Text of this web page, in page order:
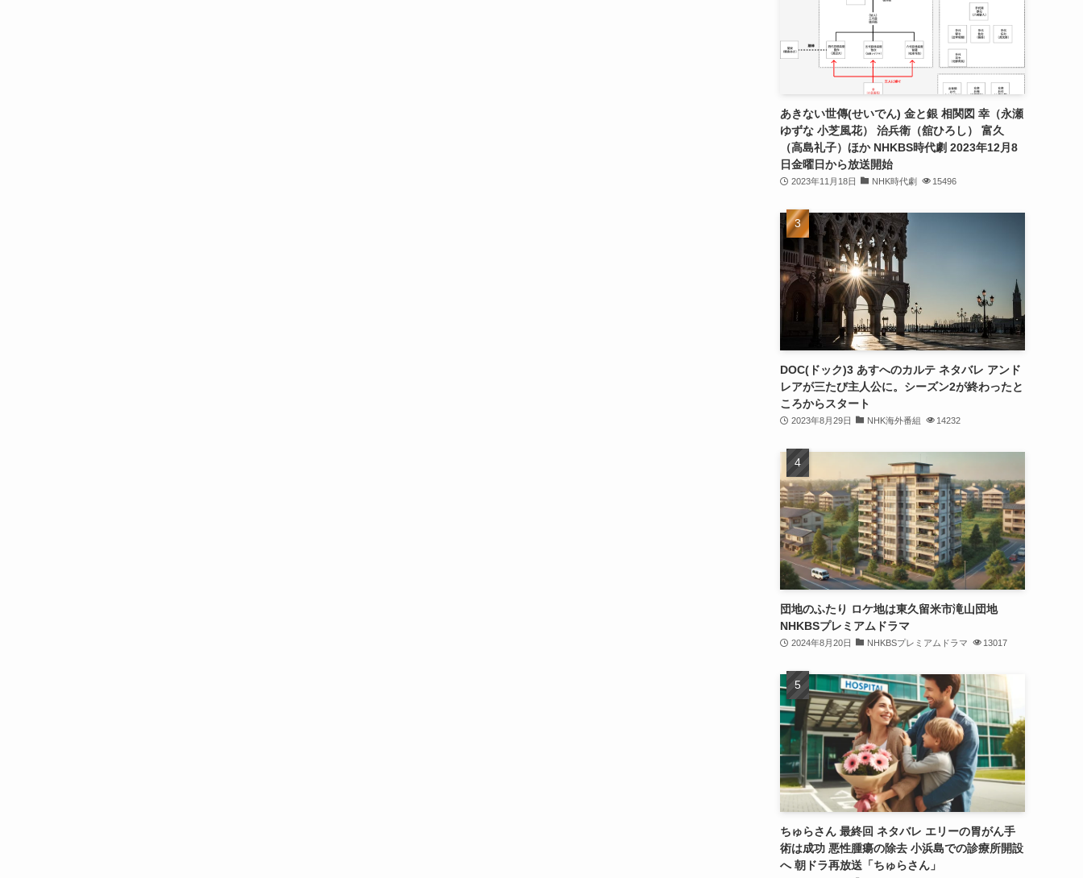
あきない世傳(せいでん) 金と銀 相関図 幸（永瀬
ゆずな 小芝風花） 治兵衛（舘ひろし） 富久
（高島礼子）ほか NHKBS時代劇 2023年12月8
日金曜日から放送開始
2023年11月18日 NHK時代劇 15496
DOC(ドック)3 あすへのカルテ ネタバレ アンド
レアが三たび主人公に。シーズン2が終わったと
ころからスタート
2023年8月29日 NHK海外番組 14232
団地のふたり ロケ地は東久留米市滝山団地
NHKBSプレミアムドラマ
2024年8月20日 NHKBSプレミアムドラマ 13017
ちゅらさん 最終回 ネタバレ エリーの胃がん手
術は成功 悪性腫瘍の除去 小浜島での診療所開設
へ 朝ドラ再放送「ちゅらさん」